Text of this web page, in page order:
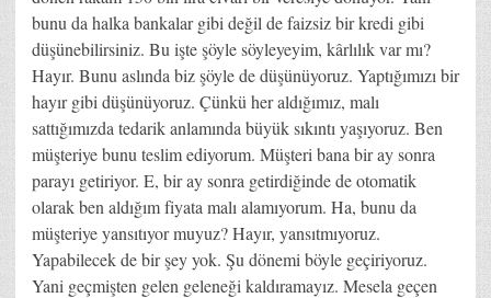
bunu da halka bankalar gibi değil de faizsiz bir kredi gibi
düşünebilirsiniz. Bu işte şöyle söyleyeyim, kârlılık var mı?
Hayır. Bunu aslında biz şöyle de düşünüyoruz. Yaptığımızı bir
hayır gibi düşünüyoruz. Çünkü her aldığımız, malı
sattığımızda tedarik anlamında büyük sıkıntı yaşıyoruz. Ben
müşteriye bunu teslim ediyorum. Müşteri bana bir ay sonra
parayı getiriyor. E, bir ay sonra getirdiğinde de otomatik
olarak ben aldığım fiyata malı alamıyorum. Ha, bunu da
müşteriye yansıtıyor muyuz? Hayır, yansıtmıyoruz.
Yapabilecek de bir şey yok. Şu dönemi böyle geçiriyoruz.
Yani geçmişten gelen geleneği kaldıramayız. Mesela geçen